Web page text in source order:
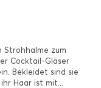
zum
Cocktail-Gläser
Bekleidet sind sie
Haar ist mit...